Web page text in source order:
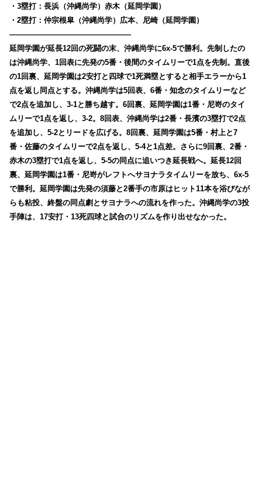
・3塁打：長浜（沖縄尚学）赤木（延岡学園）
・2塁打：仲宗根皐（沖縄尚学）広本、尼崎（延岡学園）
————————————————
延岡学園が延長12回の死闘の末、沖縄尚学に6x-5で勝利。先制したの
は沖縄尚学、1回表に先発の5番・後間のタイムリーで1点を先制。直後
の1回裏、延岡学園は2安打と四球で1死満塁とすると相手エラーから1
点を返し同点とする。沖縄尚学は5回表、6番・知念のタイムリーなど
で2点を追加し、3-1と勝ち越す。6回裏、延岡学園は1番・尼嵜のタイ
ムリーで1点を返し、3-2。8回表、沖縄尚学は2番・長濱の3塁打で2点
を追加し、5-2とリードを広げる。8回裏、延岡学園は5番・村上と7
番・佐藤のタイムリーで2点を返し、5-4と1点差。さらに9回裏、2番・
赤木の3塁打で1点を返し、5-5の同点に追いつき延長戦へ。延長12回
裏、延岡学園は1番・尼嵜がレフトへサヨナラタイムリーを放ち、6x-5
で勝利。延岡学園は先発の須藤と2番手の市原はヒット11本を浴びなが
らも粘投、終盤の同点劇とサヨナラへの流れを作った。沖縄尚学の3投
手陣は、17安打・13死四球と試合のリズムを作り出せなかった。